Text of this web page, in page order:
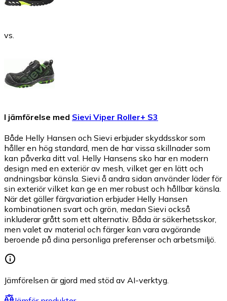
vs.
I jämförelse med Sievi Viper Roller+ S3
Både Helly Hansen och Sievi erbjuder skyddsskor som
håller en hög standard, men de har vissa skillnader som
kan påverka ditt val. Helly Hansens sko har en modern
design med en exteriör av mesh, vilket ger en lätt och
andningsbar känsla. Sievi å andra sidan använder läder för
sin exteriör vilket kan ge en mer robust och hållbar känsla.
När det gäller färgvariation erbjuder Helly Hansen
kombinationen svart och grön, medan Sievi också
inkluderar grått som ett alternativ. Båda är säkerhetsskor,
men valet av material och färger kan vara avgörande
beroende på dina personliga preferenser och arbetsmiljö.
Jämförelsen är gjord med stöd av AI-verktyg.